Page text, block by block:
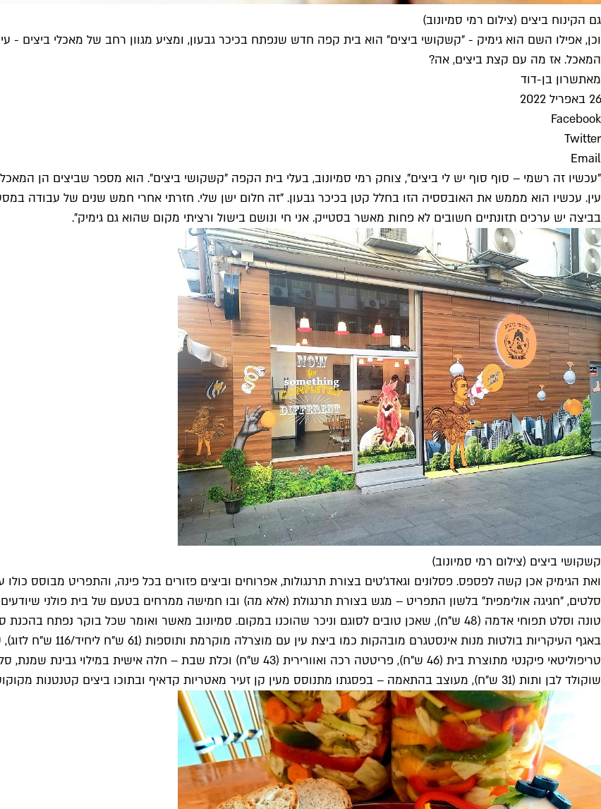
גם הקינוח ביצים (צילום רמי סמיונוב)
וכן, אפילו השם הוא גימיק - "קשקושי ביצים" הוא בית קפה חדש שנפתח בכיכר גבעון, ומציע מגוון רחב של מאכלי ביצים
המאכל. אז מה עם קצת ביצים, אה?
מאתשרון בן-דוד
26 באפריל 2022
Facebook
Twitter
Email
"עכשיו זה רשמי – סוף סוף יש לי ביצים", צוחק רמי סמיונוב, בעלי בית הקפה "קשקושי ביצים". הוא מספר שביצים הן
עין. עכשיו הוא מממש את האובססיה הזו בחלל קטן בכיכר גבעון. "זה חלום ישן שלי. חזרתי אחרי חמש שנים של עבודה
בביצה יש ערכים תזונתיים חשובים לא פחות מאשר בסטייק. אני חי ונושם בישול ורציתי מקום שהוא גם גימיק".
קשקושי ביצים (צילום רמי סמיונוב)
ואת הגימיק אכן קשה לפספס. פסלונים וגאדג'טים בצורת תרנגולות, אפרוחים וביצים פזורים בכל פינה, והתפריט מבוסס
סלטים, "חגיגה אולימפית" בלשון התפריט – מגש בצורת תרנגולת (אלא מה) ובו חמישה ממרחים בטעם של בית פולני
טונה וסלט תפוחי אדמה (48 ש"ח), שאכן טובים לסוגם וניכר שהוכנו במקום. סמיונוב מאשר ואומר שכל בוקר נפתח בהכנת סלטים טריים, וששום דבר אינו נשמר ליום המחרת.
באגף העיקריות
שוקולד לבן ותות (31 ש"ח), מעוצב בהתאמה – בפסגתו מתנוסס מעין קן זעיר מאטריות קדאיף ובתוכו ביצים קטנטנות מקוקוס (בתמונה שלמעלה).